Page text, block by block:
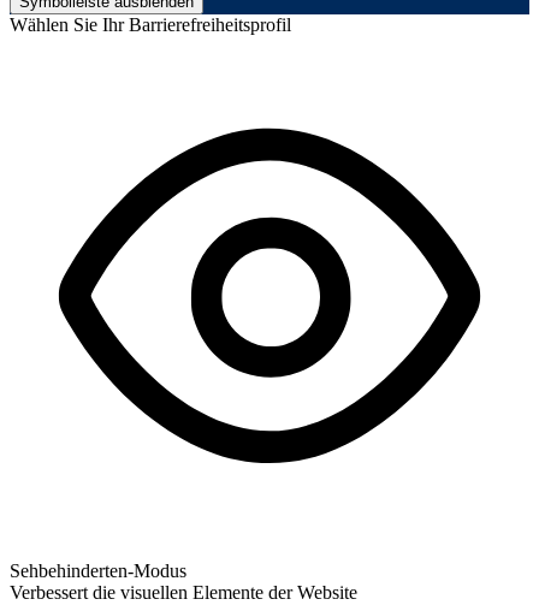
Wählen Sie Ihr Barrierefreiheitsprofil
Sehbehinderten-Modus
Verbessert die visuellen Elemente der Website